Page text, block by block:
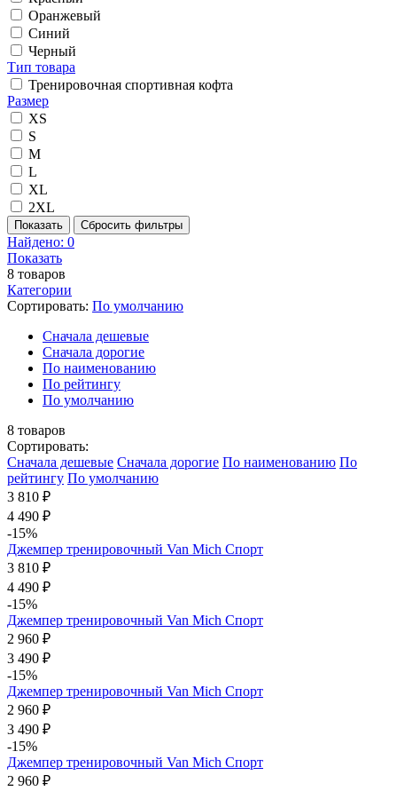
Оранжевый
Синий
Черный
Тип товара
Тренировочная спортивная кофта
Размер
XS
S
M
L
XL
2XL
Показать Сбросить фильтры
Найдено: 0
Показать
8 товаров
Категории
Сортировать: По умолчанию
Cначала дешевые
Cначала дорогие
По наименованию
По рейтингу
По умолчанию
8 товаров
Сортировать:
Cначала дешевые Cначала дорогие По наименованию По
рейтингу По умолчанию
3 810 ₽
4 490 ₽
-15%
Джемпер тренировочный Van Mich Спорт
3 810 ₽
4 490 ₽
-15%
Джемпер тренировочный Van Mich Спорт
2 960 ₽
3 490 ₽
-15%
Джемпер тренировочный Van Mich Спорт
2 960 ₽
3 490 ₽
-15%
Джемпер тренировочный Van Mich Спорт
2 960 ₽